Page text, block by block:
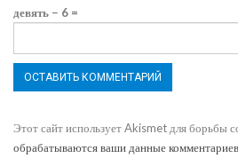
девять − 6 =
Этот сайт использует Akismet для борьбы
обрабатываются ваши данные комментариев